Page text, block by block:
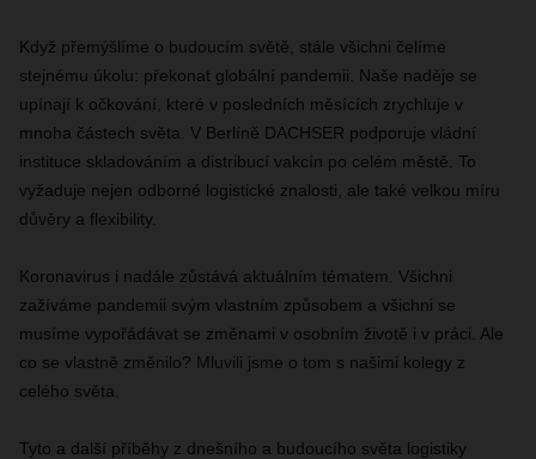
Když přemýšlíme o budoucím světě, stále všichni čelíme
stejnému úkolu: překonat globální pandemii. Naše naděje se
upínají k očkování, které v posledních měsících zrychluje v
mnoha částech světa. V Berlíně DACHSER podporuje vládní
instituce skladováním a distribucí vakcín po celém městě. To
vyžaduje nejen odborné logistické znalosti, ale také velkou míru
důvěry a flexibility.
Koronavirus i nadále zůstává aktuálním tématem. Všichni
zažíváme pandemii svým vlastním způsobem a všichni se
musíme vypořádávat se změnami v osobním životě i v práci. Ale
co se vlastně změnilo? Mluvili jsme o tom s našimi kolegy z
celého světa.
Tyto a další příběhy z dnešního a budoucího světa logistiky